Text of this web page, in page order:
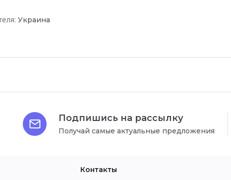
Украина
Подпишись на рассылку
Получай самые актуальные предложения
Контакты